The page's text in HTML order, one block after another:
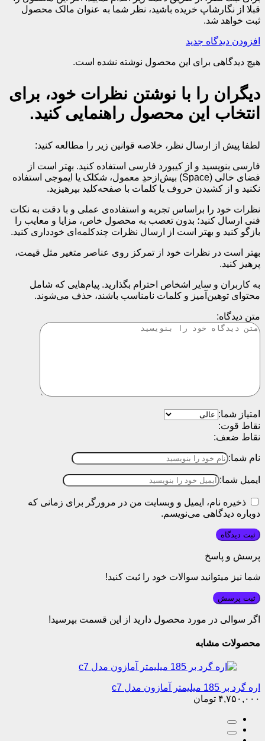
قبلا از نگارشاپ خریده باشید، نظر شما به عنوان مالک محصول
ثبت خواهد شد.
افزودن دیدگاه جدید
هیچ دیدگاهی برای این محصول نوشته نشده است.
دیگران را با نوشتن نظرات خود، برای
انتخاب این محصول راهنمایی کنید.
لطفا پیش از ارسال نظر، خلاصه قوانین زیر را مطالعه کنید:
فارسی بنویسید و از کیبورد فارسی استفاده کنید. بهتر است از
فضای خالی (Space) بیش‌از‌حدِ معمول، شکلک یا ایموجی استفاده
نکنید و از کشیدن حروف یا کلمات با صفحه‌کلید بپرهیزید.
نظرات خود را براساس تجربه و استفاده‌ی عملی و با دقت به نکات
فنی ارسال کنید؛ بدون تعصب به محصول خاص، مزایا و معایب را
بازگو کنید و بهتر است از ارسال نظرات چندکلمه‌‌ای خودداری کنید.
بهتر است در نظرات خود از تمرکز روی عناصر متغیر مثل قیمت،
پرهیز کنید.
به کاربران و سایر اشخاص احترام بگذارید. پیام‌هایی که شامل
محتوای توهین‌آمیز و کلمات نامناسب باشند، حذف می‌شوند.
متن دیدگاه:
امتیاز شما:
نقاط قوت:
نقاط ضعف:
نام شما:
ایمیل شما:
ذخیره نام، ایمیل و وبسایت من در مرورگر برای زمانی که
دوباره دیدگاهی می‌نویسم.
پرسش و پاسخ
شما نیز میتوانید سوالات خود را ثبت کنید!
ثبت پرسش
اگر سوالی در مورد محصول دارید از این قسمت بپرسید!
محصولات مشابه
اره گرد بر 185 میلیمتر آمازون مدل c7
۴,۷۵۰,۰۰۰ تومان